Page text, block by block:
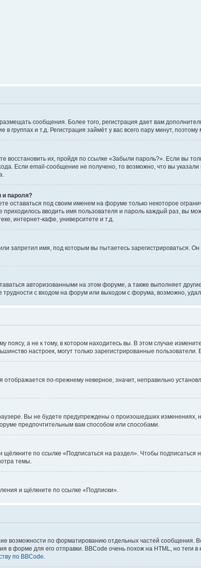
сообщения. Более того, регистрация дает вам
группах и т.д. Регистрация займёт у вас всего пару минут,
восстановить их, пройдя по ссылке «Забыли пароль?». Если вы
Если email-сообщение не получено, то возможно, что вы
и пароля?
оставаться под своим именем на форуме только некоторое
вводить имя пользователя и пароль каждый раз, вы
интернет-кафе, университете и т.д.
запретил имя, под которым вы пытаетесь зарегистрироваться.
авторизованными на этом форуме, а также выполняет
с входом на форум или выходом с форума, возможно,
а не к тому, в котором находитесь вы. В этом случае
настроек, могут только зарегистрированные
отображается по-прежнему неверное, значит, неправильно
Вы не будете предупреждены о произошедших изменениях,
предпочтительным вам способом или способами.
по ссылке «Подписаться на раздел». Чтобы подписаться
темы.
и щёлкните по ссылке «Подписки».
возможности по форматированию отдельных частей сообщения.
форме для его отправки. BBCode очень похож на HTML, но теги в
по BBCode.